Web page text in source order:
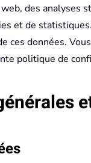
des analyses
et de
ces données.
politique de